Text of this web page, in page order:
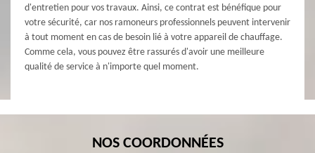
d'entretien pour vos travaux. Ainsi, ce contrat est bénéfique pour
votre sécurité, car nos ramoneurs professionnels peuvent intervenir
à tout moment en cas de besoin lié à votre appareil de chauffage.
Comme cela, vous pouvez être rassurés d'avoir une meilleure
qualité de service à n'importe quel moment.
NOS COORDONNÉES